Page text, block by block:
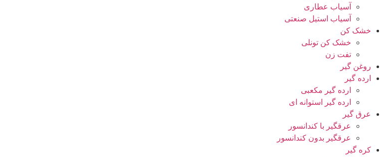
آسیاب عطاری
آسیاب استیل صنعتی
خشک کن
خشک کن تونلی
تفت زن
روغن گیر
ارده گیر
ارده گیر مکعبی
ارده گیر استوانه ای
عرق گیر
عرقگیر با کندانسور
عرقگیر بدون کندانسور
کره گیر